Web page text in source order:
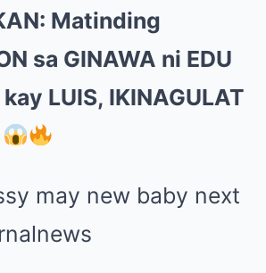
Matinding
sa GINAWA ni EDU
LUIS, IKINAGULAT